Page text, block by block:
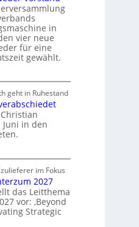
in
vier neue
für eine
gewählt.
geht in Ruhestand
in den
im Fokus
2027
das Leitthema
vor: ‚Beyond
Strategic